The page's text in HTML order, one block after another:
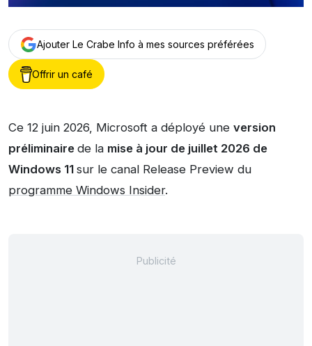
Ajouter Le Crabe Info à mes sources préférées
Offrir un café
Ce 12 juin 2026, Microsoft a déployé une version
préliminaire de la mise à jour de juillet 2026 de
Windows 11 sur le canal Release Preview du
programme Windows Insider.